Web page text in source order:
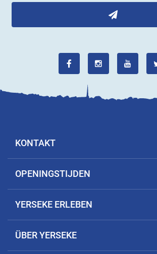
KONTAKT
OPENINGSTIJDEN
YERSEKE ERLEBEN
ÜBER YERSEKE